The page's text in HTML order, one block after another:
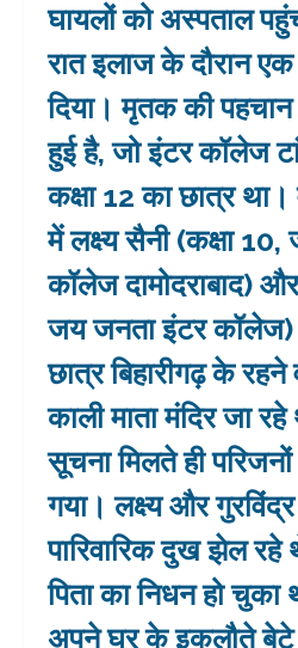
घायलों को अस्पताल
रात इलाज के दौरान
दिया। मृतक की
हुई है, जो इंटर कॉलेज
कक्षा 12 का छात्र था।
में लक्ष्य सैनी (कक्षा
कॉलेज दामोदराबाद)
जय जनता इंटर कॉलेज)
छात्र बिहारीगढ़ के
काली माता मंदिर जा
सूचना मिलते ही
गया। लक्ष्य और
पारिवारिक दुख झेल रहे
पिता का निधन हो
अपने घर के इकलौते